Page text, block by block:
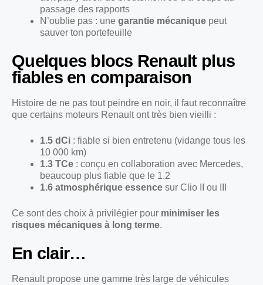
passage des rapports
N’oublie pas : une garantie mécanique peut
sauver ton portefeuille
Quelques blocs Renault plus
fiables en comparaison
Histoire de ne pas tout peindre en noir, il faut reconnaître
que certains moteurs Renault ont très bien vieilli :
1.5 dCi : fiable si bien entretenu (vidange tous les
10 000 km)
1.3 TCe : conçu en collaboration avec Mercedes,
beaucoup plus fiable que le 1.2
1.6 atmosphérique essence sur Clio II ou III
Ce sont des choix à privilégier pour minimiser les
risques mécaniques à long terme.
En clair…
Renault propose une gamme très large de véhicules